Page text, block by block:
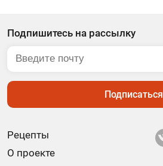
Рецепты
О проекте
Подпишитесь на рассылку
Подписаться